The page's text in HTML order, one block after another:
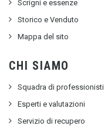
Scrigni e essenze
Storico e Venduto
Mappa del sito
CHI SIAMO
Squadra di professionisti
Esperti e valutazioni
Servizio di recupero